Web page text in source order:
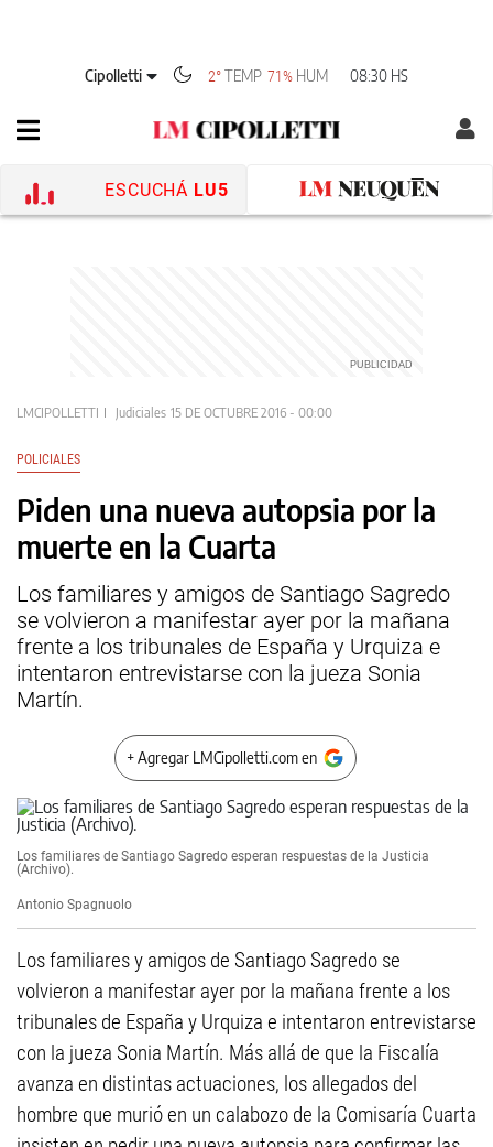
Cipolletti 2° TEMP 71% HUM 08:30 HS
ESCUCHÁ LU5
LMCIPOLLETTI Judiciales 15 DE OCTUBRE 2016 - 00:00
POLICIALES
Piden una nueva autopsia por la
muerte en la Cuarta
Los familiares y amigos de Santiago Sagredo
se volvieron a manifestar ayer por la mañana
frente a los tribunales de España y Urquiza e
intentaron entrevistarse con la jueza Sonia
Martín.
+ Agregar LMCipolletti.com en
Los familiares de Santiago Sagredo esperan respuestas de la Justicia
(Archivo).
Antonio Spagnuolo
Los familiares y amigos de Santiago Sagredo se
volvieron a manifestar ayer por la mañana frente a los
tribunales de España y Urquiza e intentaron entrevistarse
con la jueza Sonia Martín. Más allá de que la Fiscalía
avanza en distintas actuaciones, los allegados del
hombre que murió en un calabozo de la Comisaría Cuarta